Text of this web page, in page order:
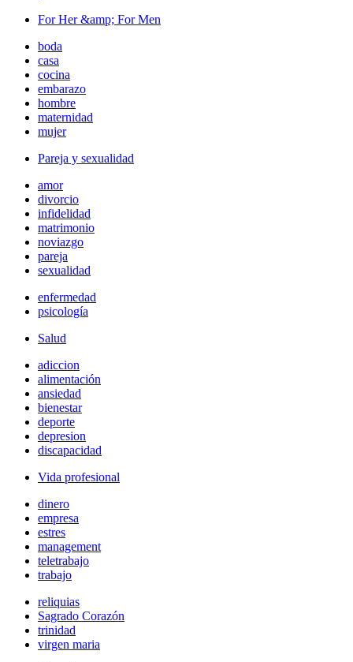
For Her &amp; For Men
boda
casa
cocina
embarazo
hombre
maternidad
mujer
Pareja y sexualidad
amor
divorcio
infidelidad
matrimonio
noviazgo
pareja
sexualidad
enfermedad
psicología
Salud
adiccion
alimentación
ansiedad
bienestar
deporte
depresion
discapacidad
Vida profesional
dinero
empresa
estres
management
teletrabajo
trabajo
reliquias
Sagrado Corazón
trinidad
virgen maria